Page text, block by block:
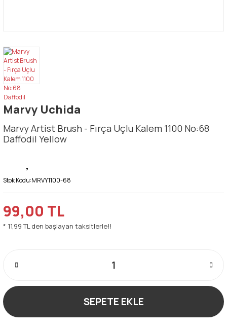
Marvy Uchida
Marvy Artist Brush - Fırça Uçlu Kalem 1100 No:68
Daffodil Yellow
Stok Kodu:MRVY1100-68
99,00 TL
* 11,99 TL den başlayan taksitlerle!!
SEPETE EKLE